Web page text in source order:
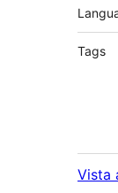
Tags
Vista